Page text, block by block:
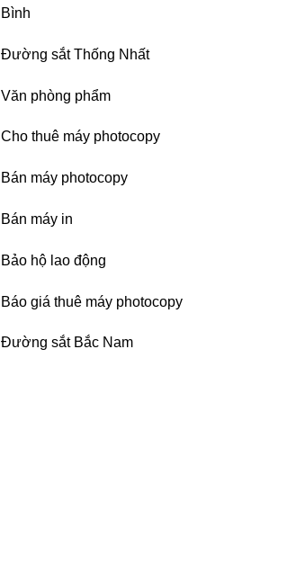
Bình
Đường sắt Thống Nhất
Văn phòng phẩm
Cho thuê máy photocopy
Bán máy photocopy
Bán máy in
Bảo hộ lao động
Báo giá thuê máy photocopy
Đường sắt Bắc Nam